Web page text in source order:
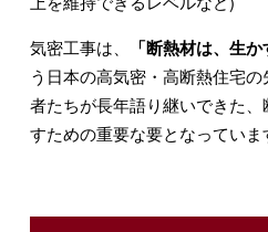
気密工事は、
「断熱材は、生
う日本の高気密・高断熱住宅
者たちが長年語り継いできた
すための重要な要となっていま